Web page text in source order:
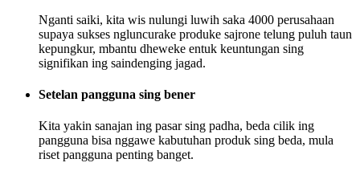
Nganti saiki, kita wis nulungi luwih saka 4000 perusahaan
supaya sukses ngluncurake produke sajrone telung puluh taun
kepungkur, mbantu dheweke entuk keuntungan sing
signifikan ing saindenging jagad.
Setelan pangguna sing bener
Kita yakin sanajan ing pasar sing padha, beda cilik ing
pangguna bisa nggawe kabutuhan produk sing beda, mula
riset pangguna penting banget.